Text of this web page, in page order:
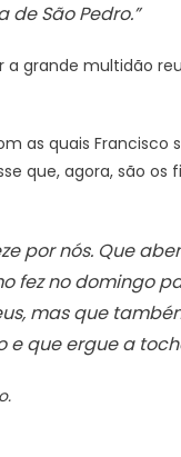
São Pedro.”
a grande multidão
as quais Francisco
que, agora, são
por nós. Que
fez no domingo
mas que
que ergue a